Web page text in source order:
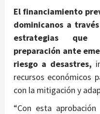
El financiamiento
dominicanos a
estrategias que
preparación ante
riesgo a desastres,
recursos económicos
con la mitigación y
“Con esta